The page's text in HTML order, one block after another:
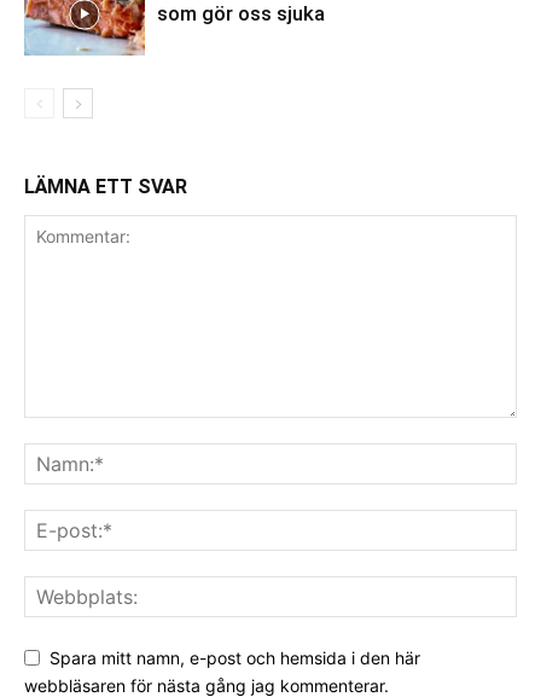
som gör oss sjuka
LÄMNA ETT SVAR
Spara mitt namn, e-post och hemsida i den här
webbläsaren för nästa gång jag kommenterar.